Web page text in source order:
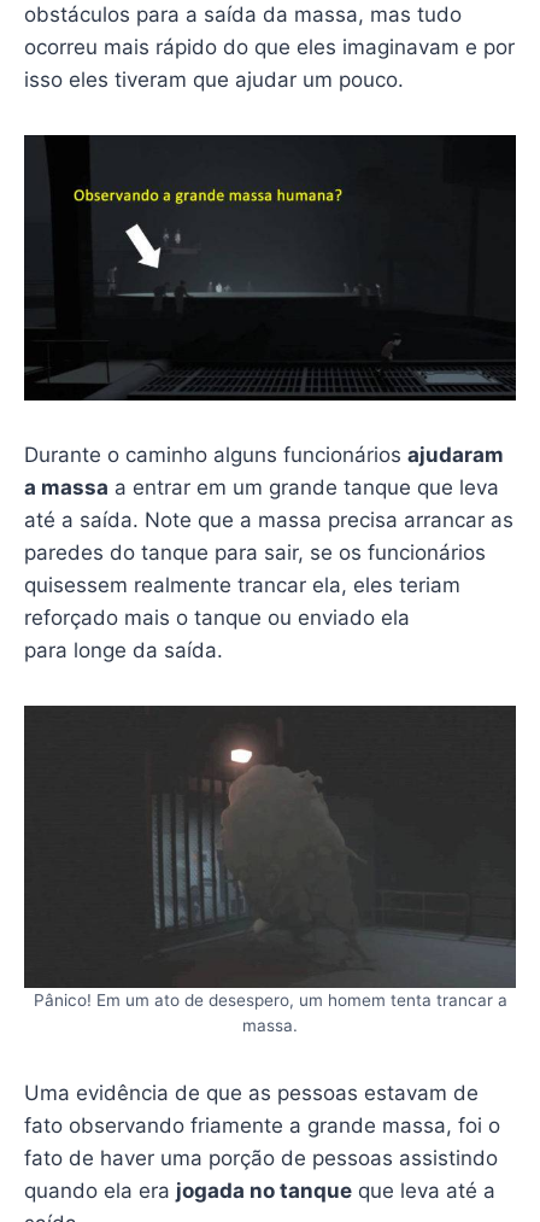
obstáculos para a saída da massa, mas tudo
ocorreu mais rápido do que eles imaginavam e por
isso eles tiveram que ajudar um pouco.
Durante o caminho alguns funcionários ajudaram
a massa a entrar em um grande tanque que leva
até a saída. Note que a massa precisa arrancar as
paredes do tanque para sair, se os funcionários
quisessem realmente trancar ela, eles teriam
reforçado mais o tanque ou enviado ela
para longe da saída.
Pânico! Em um ato de desespero, um homem tenta trancar a
massa.
Uma evidência de que as pessoas estavam de
fato observando friamente a grande massa, foi o
fato de haver uma porção de pessoas assistindo
quando ela era jogada no tanqueque leva até a